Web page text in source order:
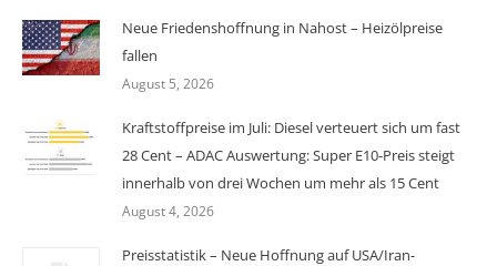
Neue Friedenshoffnung in Nahost – Heizölpreise
fallen
August 5, 2026
Kraftstoffpreise im Juli: Diesel verteuert sich um fast
28 Cent – ADAC Auswertung: Super E10-Preis steigt
innerhalb von drei Wochen um mehr als 15 Cent
August 4, 2026
Preisstatistik – Neue Hoffnung auf USA/Iran-